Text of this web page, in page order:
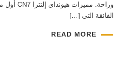
الفائقة التي […]
READ MORE